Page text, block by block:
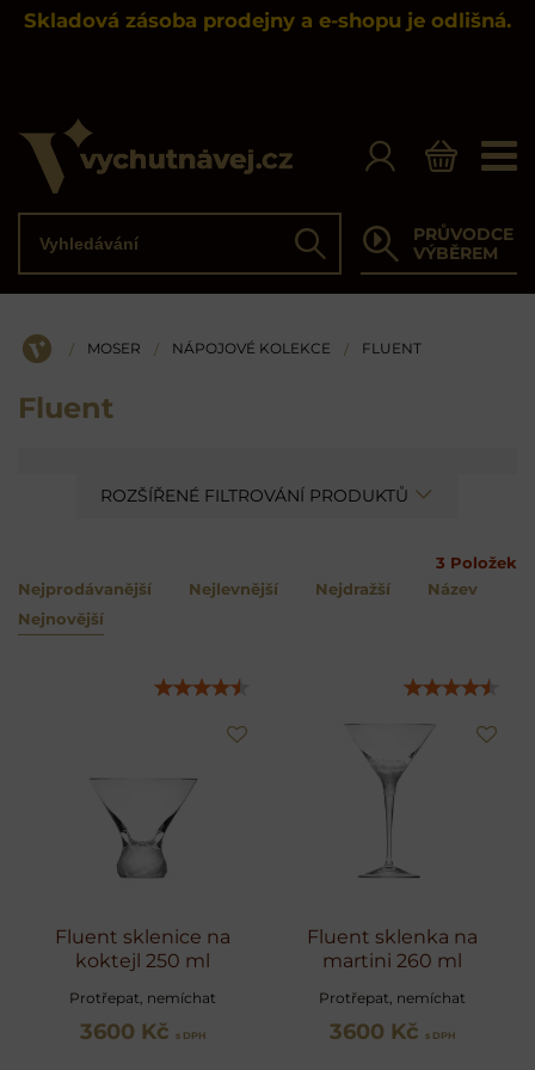
Skladová zásoba prodejny a e-shopu je odlišná.
Hledat
PRŮVODCE
VÝBĚREM
ÚVOD
/ MOSER / NÁPOJOVÉ KOLEKCE / FLUENT
Fluent
ROZŠÍŘENÉ FILTROVÁNÍ PRODUKTŮ
3 Položek
Nejprodávanější
Nejlevnější Nejdražší
Název
Nejnovější
Fluent sklenice na
koktejl 250 ml
Protřepat, nemíchat
3600 Kč s DPH
Fluent sklenka na
martini 260 ml
Protřepat, nemíchat
3600 Kč s DPH